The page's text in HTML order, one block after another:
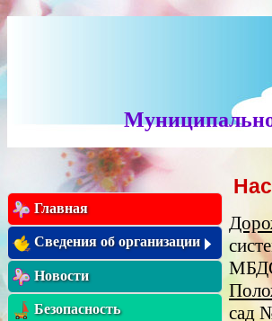
Главная
Сведения об организации
Новости
Безопасность
сад